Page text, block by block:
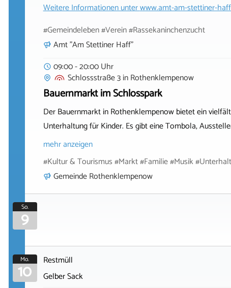
Weitere Informationen unterwww.amt-am-stettiner-
#Gemeindeleben #Verein #Rassekaninchenzucht
Amt "Am Stettiner Haff"
09:00 - 20:00 Uhr
Schlossstraße 3inRothenklempenow
Bauernmarkt im Schlosspark
Der Bauernmarkt in Rothenklempenow bietet ein
Unterhaltung für Kinder. Es gibt eine Tombola,
mehr anzeigen
#Kultur & Tourismus #Markt #Familie #Musik
Gemeinde Rothenklempenow
So.
9
Mo.
10
Restmüll
Gelber Sack